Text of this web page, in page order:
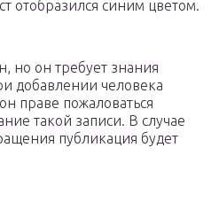
отобразился синим цветом.
но он требует знания
добавлении человека
праве пожаловаться
такой записи. В случае
публикация будет